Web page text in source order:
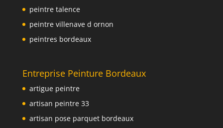
peintre talence
peintre villenave d ornon
peintres bordeaux
Entreprise Peinture Bordeaux
artigue peintre
artisan peintre 33
artisan pose parquet bordeaux